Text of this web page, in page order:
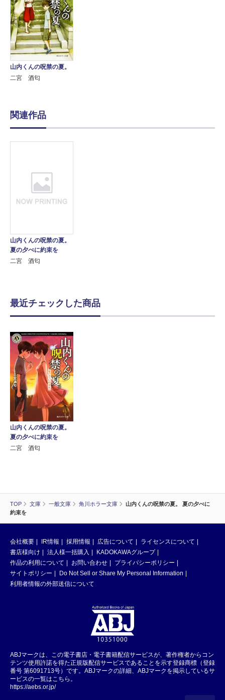
TOP 文庫 一般文庫 角川ホラー文庫
山内くんの呪禁の夏。 夏の夕べに
約束を
山内くんの呪禁の夏。
二宮 酒匂
関連作品
山内くんの呪禁の夏。
夏の夕べに約束を
二宮 酒匂
最近チェックした商品
山内くんの呪禁の夏。
夏の夕べに約束を
二宮 酒匂
会社概要 IR情報 採用情報 広告について
ライセンスについて
書店様向け
法人様一括購入
KADOKAWAグループ
作品の利用について
お問い合わせ
プライバシーポリシー
サイトポリシー
Do Not Sell or Share My Personal Information
利用者情報の外部送信について
ABJマークは、この電子書店・電子書籍配信サービスが、著作権者からコン
テンツ使用許諾を得た正規版配信サービスであることを示す登録商標（登録
番号 第6091713号）です。ABJマークの詳細、ABJマークを掲示しているサ
ービスの一覧はこちら。
https://aebs.or.jp/